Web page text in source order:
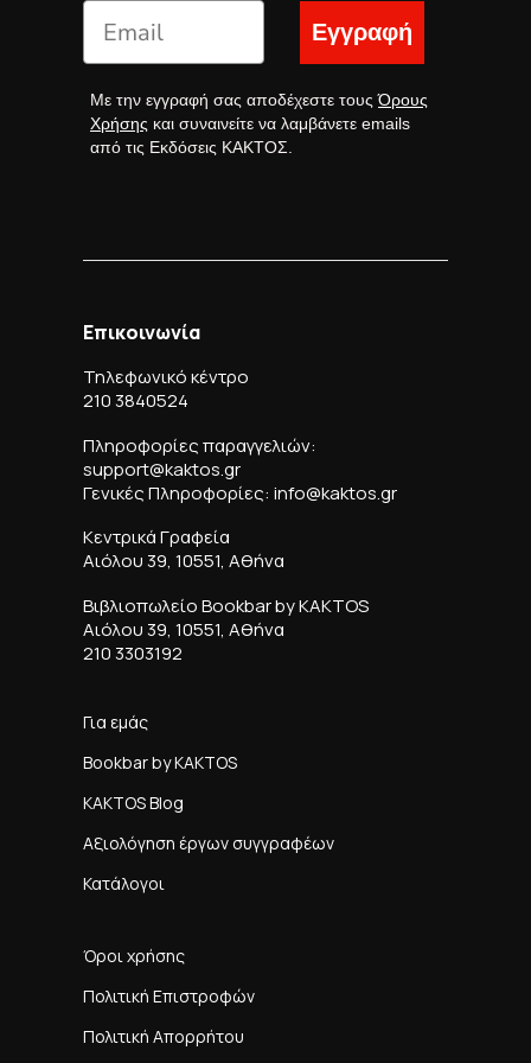
Εγγραφή
Με την εγγραφή σας αποδέχεστε τουςΌρους
Χρήσης και συναινείτε να λαμβάνετε emails
από τις Εκδόσεις ΚΑΚΤΟΣ.
Επικοινωνία
Τηλεφωνικό κέντρο
210 3840524
Πληροφορίες παραγγελιών:
support@kaktos.gr
Γενικές Πληροφορίες: info@kaktos.gr
Κεντρικά Γραφεία
Αιόλου 39, 10551, Αθήνα
Βιβλιοπωλείο Bookbar by KAKTOS
Αιόλου 39, 10551, Αθήνα
210 3303192
Για εμάς
Bookbar by KAKTOS
KAKTOS Blog
Αξιολόγηση έργων συγγραφέων
Κατάλογοι
Όροι χρήσης
Πολιτική Επιστροφών
Πολιτική Απορρήτου